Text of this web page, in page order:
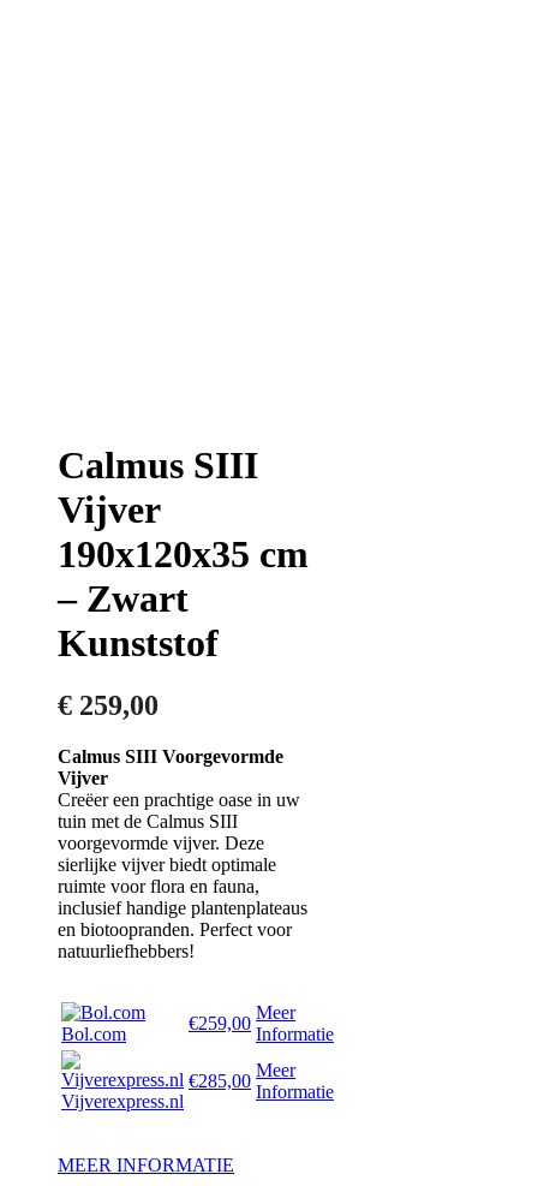
Calmus SIII
Vijver
190x120x35 cm
– Zwart
Kunststof
€ 259,00
Calmus SIII Voorgevormde
Vijver
Creëer een prachtige oase in uw
tuin met de Calmus SIII
voorgevormde vijver. Deze
sierlijke vijver biedt optimale
ruimte voor flora en fauna,
inclusief handige plantenplateaus
en biotoopranden. Perfect voor
natuurliefhebbers!
Bol.com
€259,00
Meer
Informatie
Vijverexpress.nl
€285,00
Meer
Informatie
MEER INFORMATIE